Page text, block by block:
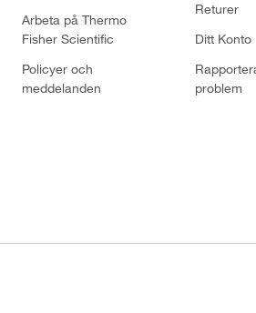
Arbeta på Thermo
Fisher Scientific
Policyer och
meddelanden
Returer
Ditt Konto
problem